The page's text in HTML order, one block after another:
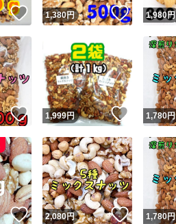
いいね！
1,380円 いいね！
1,980円
いいね！
1,999円 いいね！
1,780円
いいね！
2,080円 いいね！
1,780円